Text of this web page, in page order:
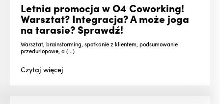
Letnia promocja w O4 Coworking!
Warsztat? Integracja? A może joga
na tarasie? Sprawdź!
Warsztat, brainstorming, spotkanie z klientem, podsumowanie
przedurlopowe, a (...)
Czytajwięcej